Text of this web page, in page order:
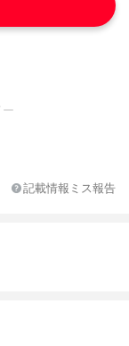
記載情報ミス報告